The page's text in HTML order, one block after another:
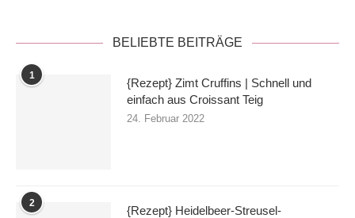
BELIEBTE BEITRÄGE
1
{Rezept} Zimt Cruffins | Schnell und
einfach aus Croissant Teig
24. Februar 2022
2
{Rezept} Heidelbeer-Streusel-